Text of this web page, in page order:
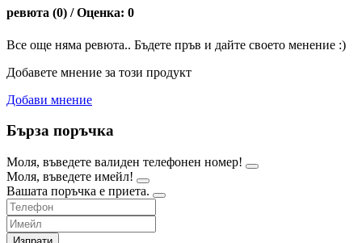
ревюта (0) / Оценка: 0
Все още няма ревюта.. Бъдете пръв и дайте своето менение :)
Добавете мнение за този продукт
Добави мнение
Бърза поръчка
Моля, въведете валиден телефонен номер!
Моля, въведете имейл!
Вашата поръчка е приета.